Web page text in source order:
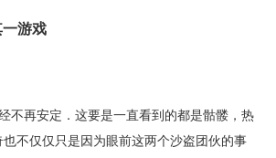
游戏
不再安定．这要是一直看到的都是骷髅，热
不仅仅只是因为眼前这两个沙盗团伙的事